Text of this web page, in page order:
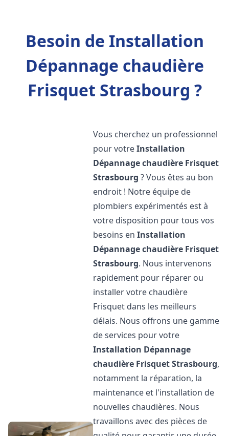
Besoin de Installation
Dépannage chaudière
Frisquet Strasbourg ?
Vous cherchez un professionnel
pour votreInstallation
Dépannage chaudière Frisquet
Strasbourg ? Vous êtes au bon
endroit ! Notre équipe de
plombiers expérimentés est à
votre disposition pour tous vos
besoins enInstallation
Dépannage chaudière Frisquet
Strasbourg. Nous intervenons
rapidement pour réparer ou
installer votre chaudière
Frisquet dans les meilleurs
délais. Nous offrons une gamme
de services pour votre
Installation Dépannage
chaudière FrisquetStrasbourg,
notamment la réparation, la
maintenance et l'installation de
nouvelles chaudières. Nous
travaillons avec des pièces de